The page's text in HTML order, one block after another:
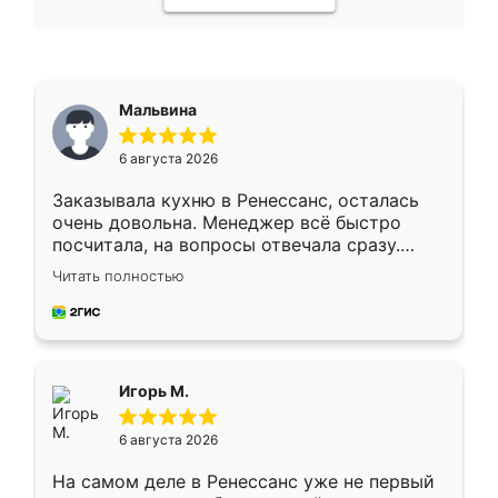
Мальвина
6 августа 2026
Заказывала кухню в Ренессанс, осталась
очень довольна. Менеджер всё быстро
посчитала, на вопросы отвечала сразу.
Замерщик приехал в субботу, подошёл к
делу со всей ответственностью. Собрали
за день, ребята работали аккуратно, даже
Читать полностью
Игорь М.
6 августа 2026
На самом деле в Ренессанс уже не первый